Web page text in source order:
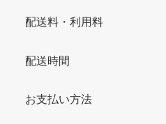
配送料・利用料
配送時間
お支払い方法